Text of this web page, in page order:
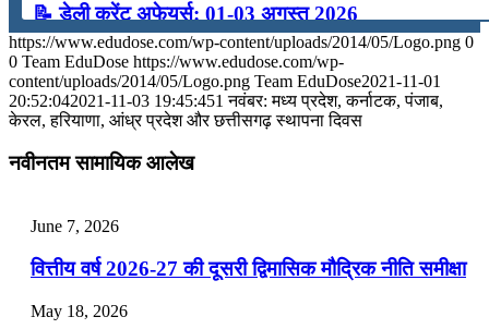
📝 डेली करेंट अफेयर्स: 01-03 अगस्त 2026
July 31, 2026
📝 डेली करेंट अफेयर्स: 28-31 जुलाई 2026
July 25, 2026
📝 डेली करेंट अफेयर्स: 22-24 जुलाई 2026
July 22, 2026
https://www.edudose.com/wp-content/uploads/2014/05/Logo.png 0
0 Team EduDose https://www.edudose.com/wp-
content/uploads/2014/05/Logo.png Team EduDose2021-11-01
20:52:042021-11-03 19:45:451 नवंबर: मध्य प्रदेश, कर्नाटक, पंजाब,
केरल, हरियाणा, आंध्र प्रदेश और छत्तीसगढ़ स्थापना दिवस
नवीनतम सामायिक आलेख
June 7, 2026
वित्तीय वर्ष 2026-27 की दूसरी द्विमासिक मौद्रिक नीति समीक्षा
May 18, 2026